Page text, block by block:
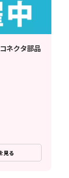
ネクタ部品
見る